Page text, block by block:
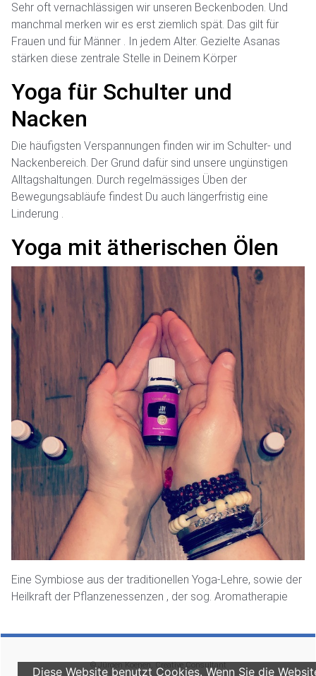
Sehr oft vernachlässigen wir unseren Beckenboden. Und
manchmal merken wir es erst ziemlich spät. Das gilt für
Frauen und für Männer . In jedem Alter. Gezielte Asanas
stärken diese zentrale Stelle in Deinem Körper
Yoga für Schulter und
Nacken
Die häufigsten Verspannungen finden wir im Schulter- und
Nackenbereich. Der Grund dafür sind unsere ungünstigen
Alltagshaltungen. Durch regelmässiges Üben der
Bewegungsabläufe findest Du auch längerfristig eine
Linderung .
Yoga mit ätherischen Ölen
Eine Symbiose aus der traditionellen Yoga-Lehre, sowie der
Heilkraft der Pflanzenessenzen , der sog. Aromatherapie
© Jürgen Koenen, Creative Consultant
Diese Website benutzt Cookies. Wenn Sie die